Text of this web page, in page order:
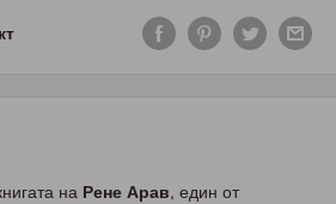
на Рене Арав, един от